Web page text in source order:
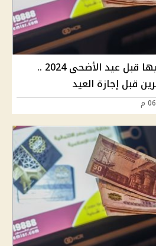
الحكومة بتروق موظفيها قبل عيد الأضحى 2024 ..
قبل إجازة العيد